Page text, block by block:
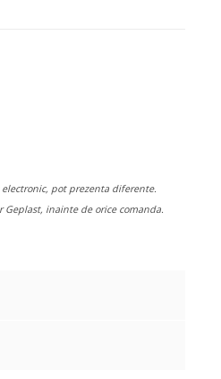
pot prezenta diferente.
inainte de orice comanda.